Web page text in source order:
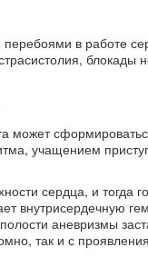
в работе
блокады
может
учащением
сердца, и тогда
внутрисердечную
аневризмы
так и с